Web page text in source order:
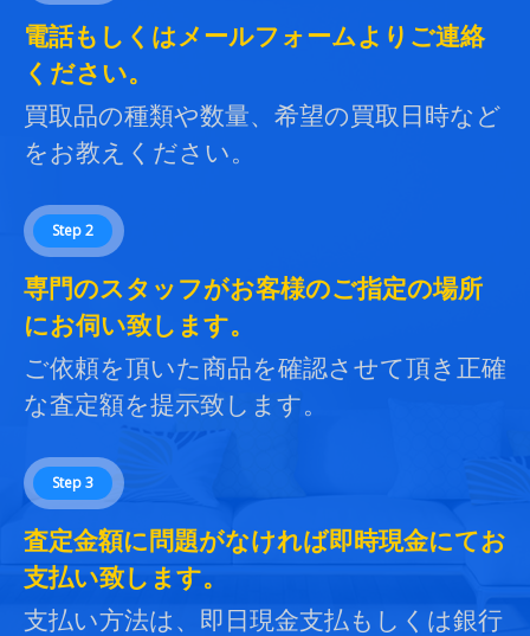
電話もしくはメールフォームよりご連絡
ください。
買取品の種類や数量、希望の買取日時など
をお教えください。
Step 2
専門のスタッフがお客様のご指定の場所
にお伺い致します。
ご依頼を頂いた商品を確認させて頂き正確
な査定額を提示致します。
Step 3
査定金額に問題がなければ即時現金にてお
支払い致します。
支払い方法は、即日現金支払もしくは銀行